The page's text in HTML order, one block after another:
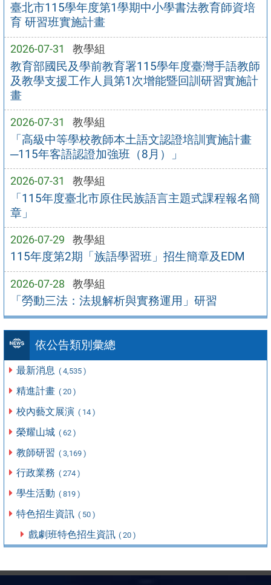
臺北市115學年度第1學期中小學書法教育師資培
育 研習班實施計畫
2026-07-31 教學組
教育部國民及學前教育署115學年度臺灣手語教師
及教學支援工作人員第1次增能暨回訓研習實施計
畫
2026-07-31 教學組
「高級中等學校教師本土語文認證培訓實施計畫
─115年客語認證加強班（8月）」
2026-07-31 教學組
「115年度臺北市原住民族語言主題式課程報名簡
章」
2026-07-29 教學組
115年度第2期「族語學習班」招生簡章及EDM
2026-07-28 教學組
「勞動三法：法規解析與實務運用」研習
依公告類別彙總
最新消息 ( 4,535 )
精進計畫 ( 20 )
校內藝文展演 ( 14 )
榮耀山城 ( 62 )
教師研習 ( 3,169 )
行政業務 ( 274 )
學生活動 ( 819 )
特色招生資訊 ( 50 )
戲劇班特色招生資訊 ( 20 )